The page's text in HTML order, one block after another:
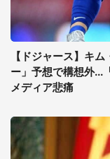
【ドジャース】キ
ー」予想で構想外...
メディア悲痛